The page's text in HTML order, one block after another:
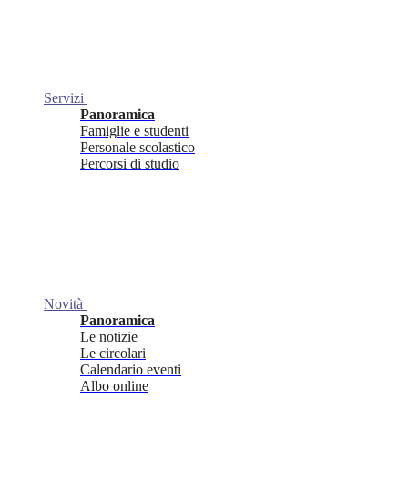
Servizi
Panoramica
Famiglie e studenti
Personale scolastico
Percorsi di studio
Novità
Panoramica
Le notizie
Le circolari
Calendario eventi
Albo online